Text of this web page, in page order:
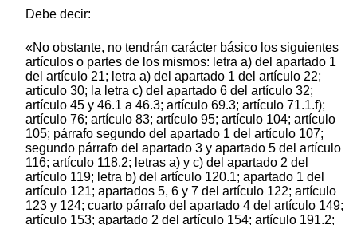
Debe decir:
«No obstante, no tendrán carácter básico los siguientes
artículos o partes de los mismos: letra a) del apartado 1
del artículo 21; letra a) del apartado 1 del artículo 22;
artículo 30; la letra c) del apartado 6 del artículo 32;
artículo 45 y 46.1 a 46.3; artículo 69.3; artículo 71.1.f);
artículo 76; artículo 83; artículo 95; artículo 104; artículo
105; párrafo segundo del apartado 1 del artículo 107;
segundo párrafo del apartado 3 y apartado 5 del artículo
116; artículo 118.2; letras a) y c) del apartado 2 del
artículo 119; letra b) del artículo 120.1; apartado 1 del
artículo 121; apartados 5, 6 y 7 del artículo 122; artículo
123 y 124; cuarto párrafo del apartado 4 del artículo 149;
artículo 153; apartado 2 del artículo 154; artículo 191.2;